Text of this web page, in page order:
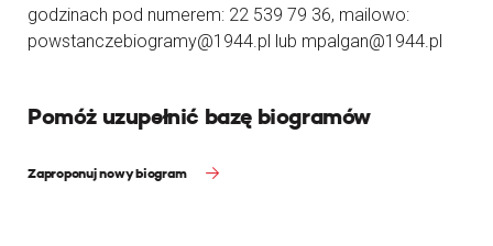
godzinach pod numerem: 22 539 79 36, mailowo:
powstanczebiogramy@1944.pl lub mpalgan@1944.pl
Pomóż uzupełnić bazę biogramów
Zaproponuj nowy biogram